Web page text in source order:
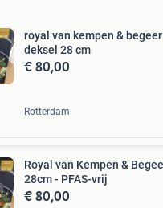
royal van kempen &
deksel 28 cm
€ 80,00
Rotterdam
Royal van Kempen &
28cm - PFAS-vrij
€ 80,00